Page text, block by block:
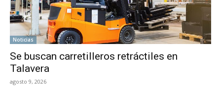
Noticias
Se buscan carretilleros retráctiles en
Talavera
agosto 9, 2026